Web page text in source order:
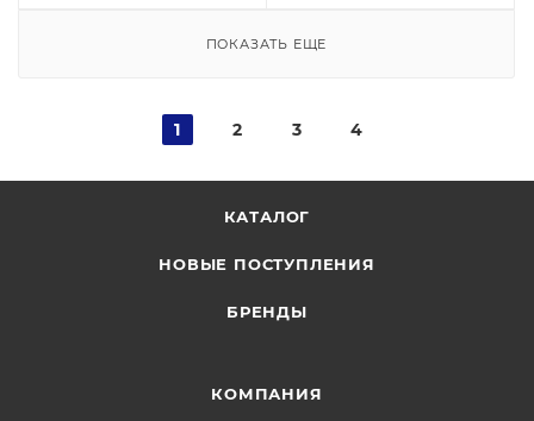
ПОКАЗАТЬ ЕЩЕ
1 2 3 4
КАТАЛОГ
НОВЫЕ ПОСТУПЛЕНИЯ
БРЕНДЫ
КОМПАНИЯ